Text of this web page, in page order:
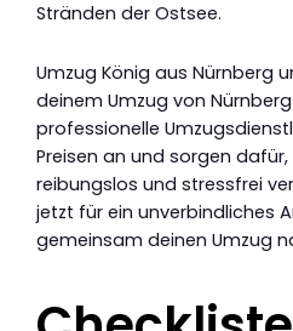
Stränden der Ostsee.
Umzug König aus Nürnberg
deinem Umzug von
professionelle
Preisen an und sorgen
reibungslos und stressfrei
jetzt für ein unverbindliches
gemeinsam deinen Umzug